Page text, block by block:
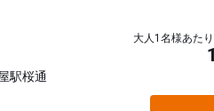
駅桜通
大人1名様あた